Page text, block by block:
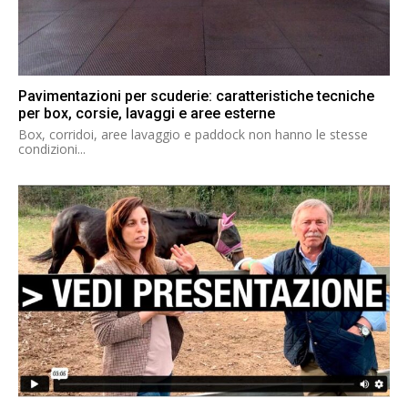
Pavimentazioni per scuderie: caratteristiche tecniche
per box, corsie, lavaggi e aree esterne
Box, corridoi, aree lavaggio e paddock non hanno le stesse
condizioni...